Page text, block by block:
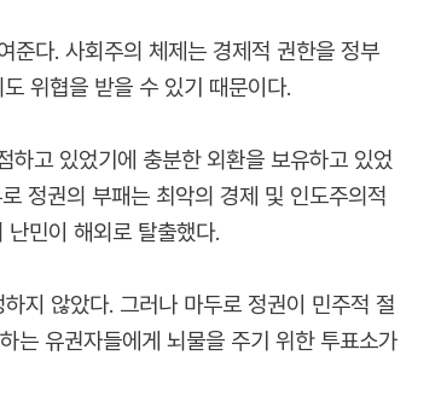
준다. 사회주의 체제는 경제적 권한을 정부
위협을 받을 수 있기 때문이다.
고 있었기에 충분한 외환을 보유하고 있었
정권의 부패는 최악의 경제 및 인도주의적
민이 해외로 탈출했다.
지 않았다. 그러나 마두로 정권이 민주적 절
는 유권자들에게 뇌물을 주기 위한 투표소가